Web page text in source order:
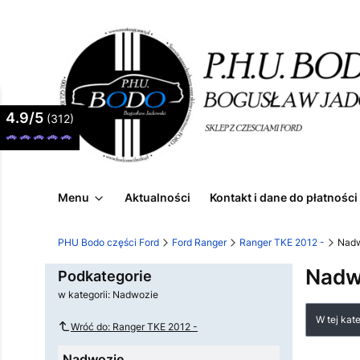
Menu Aktualności Kontakt i dane do płatności
PHU Bodo części Ford Ford Ranger Ranger TKE 2012 -
Podkategorie
w kategorii: Nadwozie
Wróć do: Ranger TKE 2012 -
W tej
4.9/5 (312)